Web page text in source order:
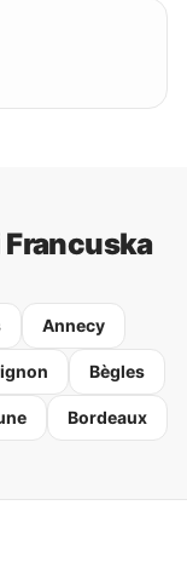
Annecy
Bègles
Bordeaux